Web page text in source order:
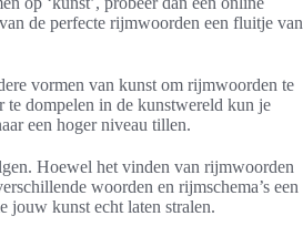
de perfecte rijmwoorden een fluitje van
vormen van kunst om rijmwoorden te
te dompelen in de kunstwereld kun je
een hoger niveau tillen.
Hoewel het vinden van rijmwoorden
woorden en rijmschema’s een
jouw kunst echt laten stralen.